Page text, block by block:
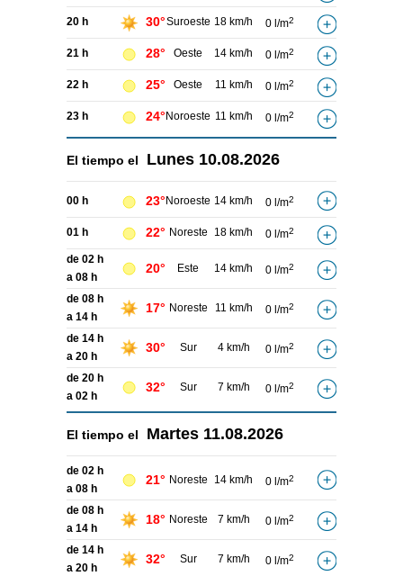
20 h 30°Suroeste 18 km/h 0 l/m2
21 h 28° Oeste 14 km/h 0 l/m2
22 h 25° Oeste 11 km/h 0 l/m2
23 h 24° Noroeste 11 km/h 0 l/m2
El tiempo el Lunes 10.08.2026
00 h 23° Noroeste 14 km/h 0 l/m2
01 h 22° Noreste 18 km/h 0 l/m2
de 02 h
a 08 h
20° Este 14 km/h 0 l/m2
de 08 h
a 14 h
17° Noreste 11 km/h 0 l/m2
de 14 h
a 20 h
30° Sur 4 km/h 0 l/m2
de 20 h
a 02 h
32° Sur 7 km/h 0 l/m2
El tiempo el Martes 11.08.2026
de 02 h
a 08 h
21° Noreste 14 km/h 0 l/m2
de 08 h
a 14 h
18° Noreste 7 km/h 0 l/m2
de 14 h
a 20 h
32° Sur 7 km/h 0 l/m2